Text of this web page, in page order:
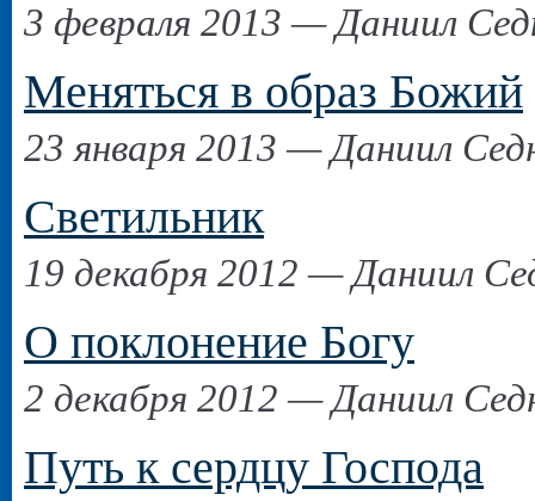
3 февраля 2013 — Даниил
Меняться в образ Божий
23 января 2013 — Даниил
Светильник
19 декабря 2012 — Даниил
О поклонение Богу
2 декабря 2012 — Даниил
Путь к сердцу Господа